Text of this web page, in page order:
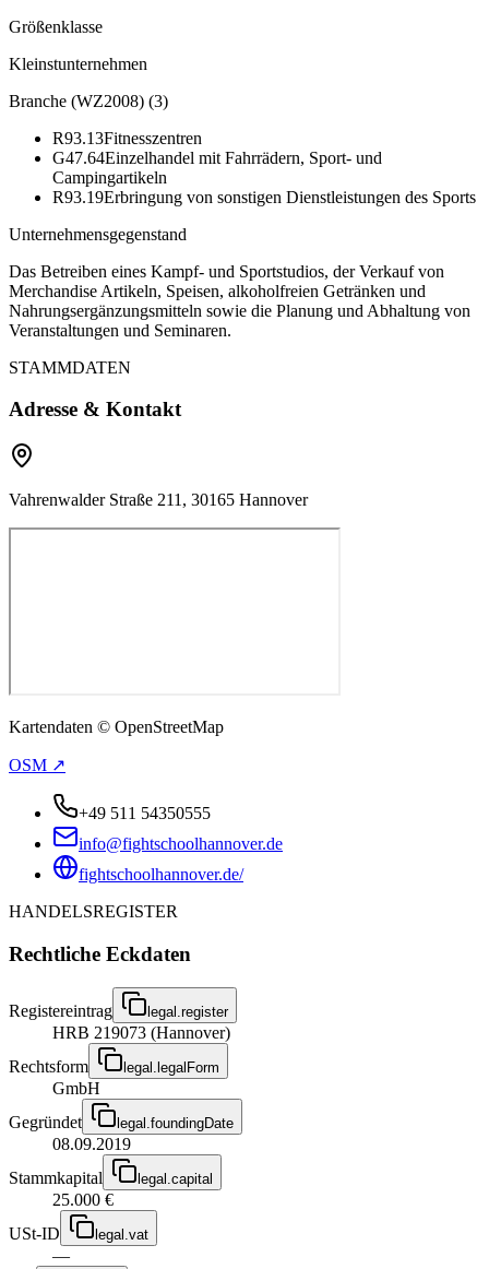
Größenklasse
Kleinstunternehmen
Branche (WZ2008) (3)
R93.13Fitnesszentren
G47.64Einzelhandel mit Fahrrädern, Sport- und
Campingartikeln
R93.19Erbringung von sonstigen Dienstleistungen des Sports
Unternehmensgegenstand
Das Betreiben eines Kampf- und Sportstudios, der Verkauf von
Merchandise Artikeln, Speisen, alkoholfreien Getränken und
Nahrungsergänzungsmitteln sowie die Planung und Abhaltung von
Veranstaltungen und Seminaren.
STAMMDATEN
Adresse & Kontakt
Vahrenwalder Straße 211, 30165 Hannover
Kartendaten © OpenStreetMap
OSM ↗
+49 511 54350555
info@fightschoolhannover.de
fightschoolhannover.de/
HANDELSREGISTER
Rechtliche Eckdaten
Registereintrag legal.register
HRB 219073 (Hannover)
Rechtsform
legal.legalForm
GmbH
Gegründet
legal.foundingDate
08.09.2019
Stammkapital
legal.capital
25.000 €
USt-ID
legal.vat
—